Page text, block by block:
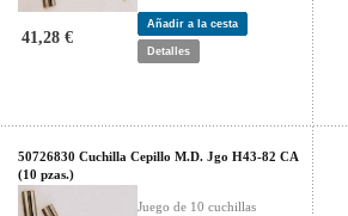
41,28 €
Añadir a la cesta
Detalles
50726830 Cuchilla Cepillo M.D. Jgo H43-82 CA
(10 pzas.)
Juego de 10 cuchillas